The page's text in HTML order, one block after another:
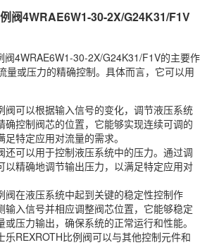
阀4WRAE6W1-30-2X/G24K31/F1V
阀4WRAE6W1-30-2X/G24K31/F1V的主要作
量或压力的精确控制。具体而言，它可以用
阀可以根据输入信号的变化，调节液压系统
确控制阀芯的位置，它能够实现连续可调的
特定应用对流量的需求。
还可以用于控制液压系统中的压力。通过调
以精确地调节输出压力，以满足特定应用对
阀在液压系统中起到关键的稳定性控制作
输入信号并相应调整阀芯位置，它能够稳定
压力输出，确保系统的正常运行和性能。
乐REXROTH比例阀可以与其他控制元件和